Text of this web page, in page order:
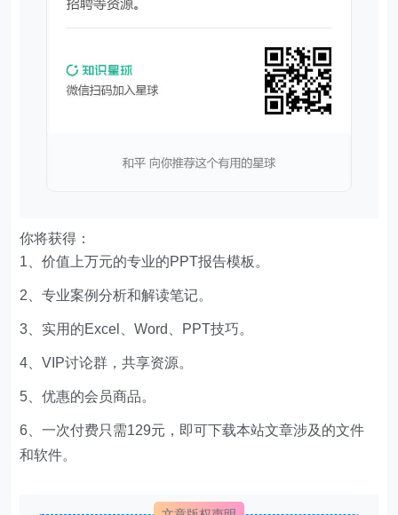
你将获得：
1、价值上万元的专业的PPT报告模板。
2、专业案例分析和解读笔记。
3、实用的Excel、Word、PPT技巧。
4、VIP讨论群，共享资源。
5、优惠的会员商品。
6、一次付费只需129元，即可下载本站文章涉及的文件
和软件。